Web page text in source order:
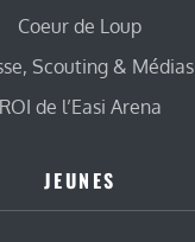
Coeur de Loup
Scouting & Médias
ROI de l’Easi Arena
JEUNES